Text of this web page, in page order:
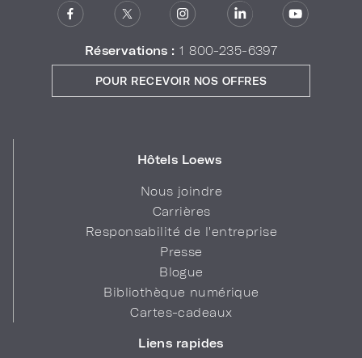
Réservations : 1 800-235-6397
Hôtels Loews
Nous joindre
Carrières
Responsabilité de l'entreprise
Presse
Blogue
Bibliothèque numérique
Cartes-cadeaux
Liens rapides
POUR RECEVOIR NOS OFFRES